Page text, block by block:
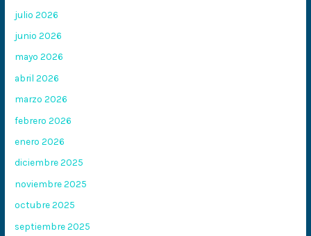
julio 2026
junio 2026
mayo 2026
abril 2026
marzo 2026
febrero 2026
enero 2026
diciembre 2025
noviembre 2025
octubre 2025
septiembre 2025